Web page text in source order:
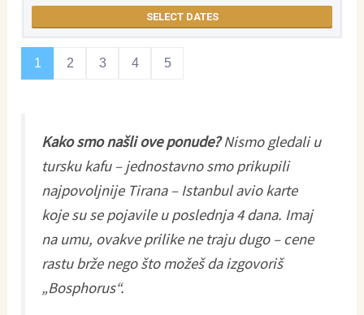
SELECT DATES
1 2 3 4 5
Kako smo našli ove ponude?Nismo gledali u
tursku kafu – jednostavno smo prikupili
najpovoljnije Tirana – Istanbul avio karte
koje su se pojavile u poslednja 4 dana. Imaj
na umu, ovakve prilike ne traju dugo – cene
rastu brže nego što možeš da izgovoriš
„Bosphorus“.